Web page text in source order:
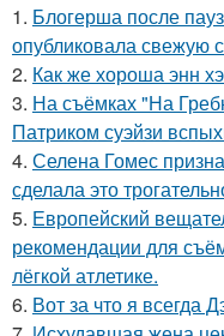
1. Блогерша после
опубликовала свежую
2. Как же хороша энн
3. На съёмках "На
Патриком суэйзи
4. Селена Гомес
сделала это
5. Европейский
рекомендации для
лёгкой атлетике.
6. Вот за что я всегда